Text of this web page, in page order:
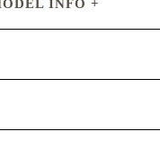
INFO